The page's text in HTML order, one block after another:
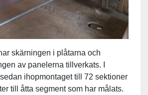
skärningen i plåtarna och
av panelerna tillverkats. I
ihopmontaget till 72 sektioner
till åtta segment som har målats.